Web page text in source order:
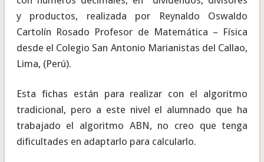
y productos, realizada por Reynaldo Oswaldo
Cartolín Rosado Profesor de Matemática – Física
desde el Colegio San Antonio Marianistas del Callao,
Lima, (Perú).
Esta fichas están para realizar con el algoritmo
tradicional, pero a este nivel el alumnado que ha
trabajado el algoritmo ABN, no creo que tenga
dificultades en adaptarlo para calcularlo.